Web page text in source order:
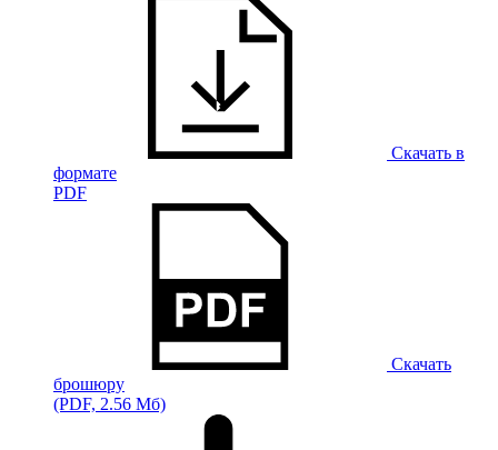
Скачать в
формате
PDF
Скачать
брошюру
(PDF, 2.56 Мб)